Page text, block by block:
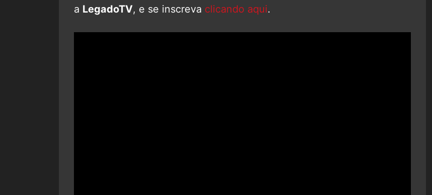
a LegadoTV, e se inscreva clicando aqui.